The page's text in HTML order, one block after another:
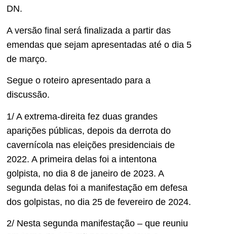
DN.
A versão final será finalizada a partir das
emendas que sejam apresentadas até o dia 5
de março.
Segue o roteiro apresentado para a
discussão.
1/ A extrema-direita fez duas grandes
aparições públicas, depois da derrota do
cavernícola nas eleições presidenciais de
2022. A primeira delas foi a intentona
golpista, no dia 8 de janeiro de 2023. A
segunda delas foi a manifestação em defesa
dos golpistas, no dia 25 de fevereiro de 2024.
2/ Nesta segunda manifestação – que reuniu